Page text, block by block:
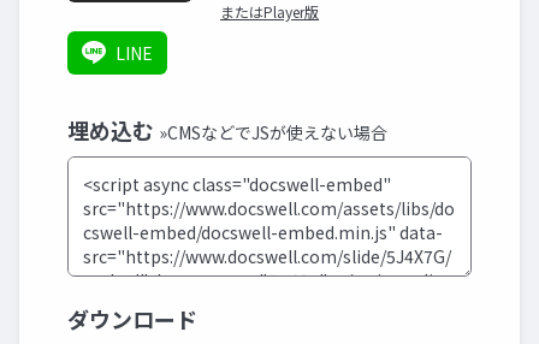
またはPlayer版
LINE
埋め込む »CMSなどでJSが使えない場合
ダウンロード